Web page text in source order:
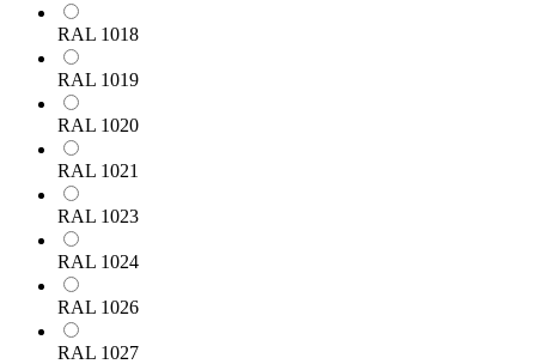
RAL 1018
RAL 1019
RAL 1020
RAL 1021
RAL 1023
RAL 1024
RAL 1026
RAL 1027